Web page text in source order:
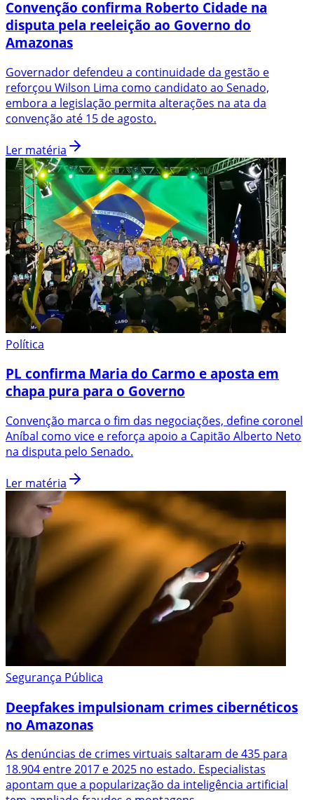
Convenção confirma Roberto Cidade na
disputa pela reeleição ao Governo do
Amazonas
Governador defendeu a continuidade da gestão e
reforçou Wilson Lima como candidato ao Senado,
embora a legislação permita alterações na ata da
convenção até 15 de agosto.
Ler matéria
Política
PL confirma Maria do Carmo e aposta em
chapa pura para o Governo
Convenção marca o fim das negociações, define coronel
Aníbal como vice e reforça apoio a Capitão Alberto Neto
na disputa pelo Senado.
Ler matéria
Segurança Pública
Deepfakes impulsionam crimes cibernéticos
no Amazonas
As denúncias de crimes virtuais saltaram de 435 para
18.904 entre 2017 e 2025 no estado. Especialistas
apontam que a popularização da inteligência artificial